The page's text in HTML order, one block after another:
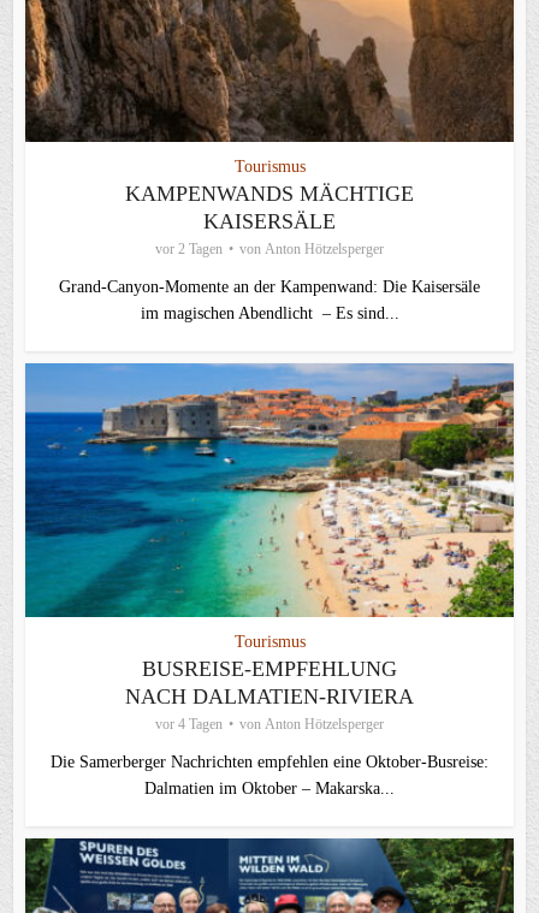
Tourismus
KAMPENWANDS MÄCHTIGE
KAISERSÄLE
vor 2 Tagen von Anton Hötzelsperger
Grand-Canyon-Momente an der Kampenwand: Die Kaisersäle
im magischen Abendlicht – Es sind...
Tourismus
BUSREISE-EMPFEHLUNG
NACH DALMATIEN-RIVIERA
vor 4 Tagen von Anton Hötzelsperger
Die Samerberger Nachrichten empfehlen eine Oktober-Busreise:
Dalmatien im Oktober – Makarska...